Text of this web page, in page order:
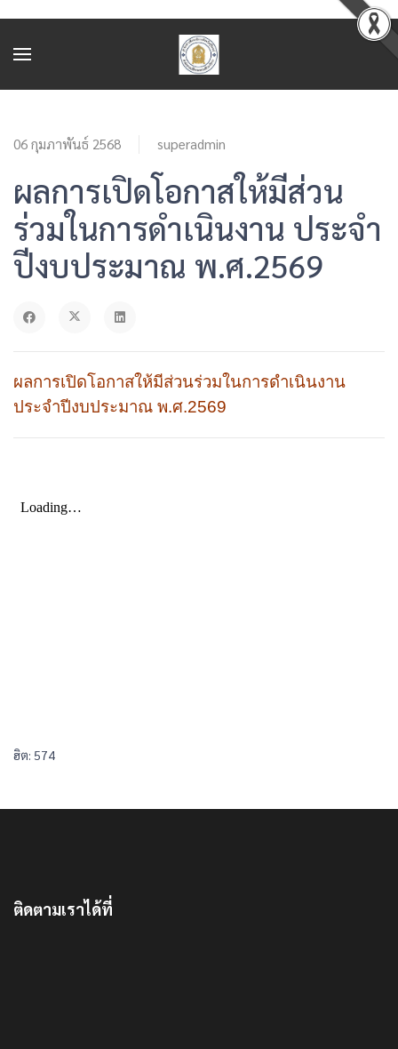
06 กุมภาพันธ์ 2568 superadmin
ผลการเปิดโอกาสให้มีส่วน
ร่วมในการดำเนินงาน ประจำ
ปีงบประมาณ พ.ศ.2569
ผลการเปิดโอกาสให้มีส่วนร่วมในการดำเนินงาน
ประจำปีงบประมาณ พ.ศ.2569
ฮิต: 574
ติดตามเราได้ที่